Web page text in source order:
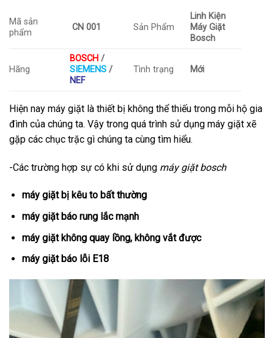
Mã sản
phẩm
CN 001 Sản Phẩm
Linh Kiện
Máy Giặt
Bosch
Hãng
BOSCH /
SIEMENS /
NEF
Tình trạng Mới
Hiện nay máy giặt là thiết bị không thể thiếu trong mỗi hộ gia
đình của chúng ta. Vậy trong quá trình sử dụng máy giặt xẽ
gặp các chục trặc gì chúng ta cùng tìm hiểu.
-Các trường hợp sự có khi sử dụng máy giặt bosch
máy giặt bị kêu to bất thường
máy giặt báo rung lắc mạnh
máy giặt không quay lồng, không vắt được
máy giặt báo lỗi E18